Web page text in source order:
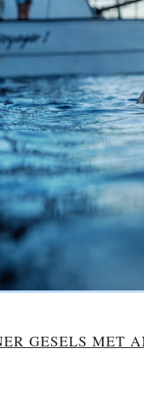
GESELS MET